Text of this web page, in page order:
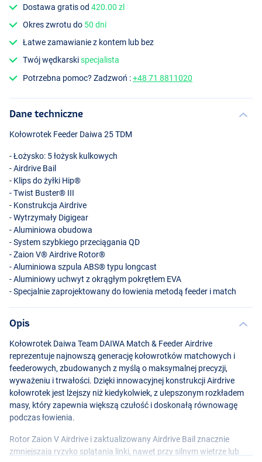
Dostawa gratis od420.00 zl
Okres zwrotu do 50 dni
Łatwe zamawianie z kontem lub bez
Twój wędkarskispecjalista
Potrzebna pomoc? Zadzwoń :+48 71 8811020
Dane techniczne
Kołowrotek Feeder Daiwa 25TDM
- Łożysko: 5 łożysk kulkowych
- Airdrive Bail
- Klips do żyłki Hip®
- Twist Buster® III
- Konstrukcja Airdrive
- Wytrzymały Digigear
- Aluminiowa obudowa
- System szybkiego przeciągania QD
- Zaion V® Airdrive Rotor®
- Aluminiowa szpula ABS® typu longcast
- Aluminiowy uchwyt z okrągłym pokrętłem EVA
- Specjalnie zaprojektowany do łowienia metodą feeder i match
Opis
Kołowrotek Daiwa Team DAIWA Match & Feeder Airdrive
reprezentuje najnowszą generację kołowrotków matchowych i
feederowych, zbudowanych z myślą o maksymalnej precyzji,
wyważeniu i trwałości. Dzięki innowacyjnej konstrukcji Airdrive
kołowrotek jest lżejszy niż kiedykolwiek, z ulepszonym rozkładem
masy, który zapewnia większą czułość i doskonałą równowagę
podczas łowienia.
Rotor Zaion V Airdrive i zaktualizowany Airdrive Bail znacznie
zmniejszają ryzyko splątania linki, nawet przy silnym wietrze lub